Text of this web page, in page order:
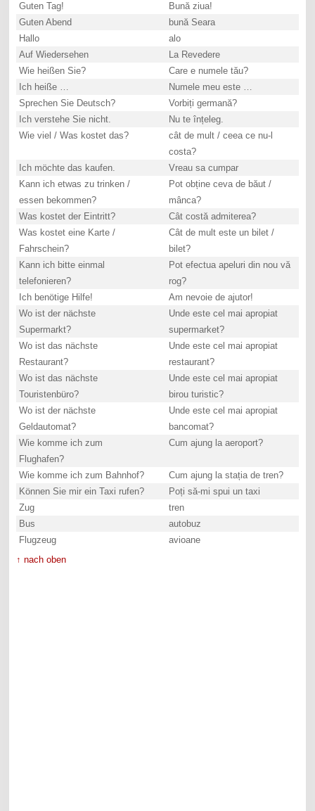
Guten Tag!
Bună ziua!
Guten Abend
bună Seara
Hallo
alo
Auf Wiedersehen
La Revedere
Wie heißen Sie?
Care e numele tău?
Ich heiße …
Numele meu este …
Sprechen Sie Deutsch?
Vorbiți germană?
Ich verstehe Sie nicht.
Nu te înțeleg.
Wie viel / Was kostet das?
cât de mult / ceea ce nu-l
costa?
Ich möchte das kaufen.
Vreau sa cumpar
Kann ich etwas zu trinken /
essen bekommen?
Pot obține ceva de băut /
mânca?
Was kostet der Eintritt?
Cât costă admiterea?
Was kostet eine Karte /
Fahrschein?
Cât de mult este un bilet /
bilet?
Kann ich bitte einmal
telefonieren?
Pot efectua apeluri din nou vă
rog?
Ich benötige Hilfe!
Am nevoie de ajutor!
Wo ist der nächste
Supermarkt?
Unde este cel mai apropiat
supermarket?
Wo ist das nächste
Restaurant?
Unde este cel mai apropiat
restaurant?
Wo ist das nächste
Touristenbüro?
Unde este cel mai apropiat
birou turistic?
Wo ist der nächste
Geldautomat?
Unde este cel mai apropiat
bancomat?
Wie komme ich zum
Flughafen?
Cum ajung la aeroport?
Wie komme ich zum Bahnhof?
Cum ajung la stația de tren?
Können Sie mir ein Taxi rufen?
Poți să-mi spui un taxi
Zug
tren
Bus
autobuz
Flugzeug
avioane
↑ nach oben